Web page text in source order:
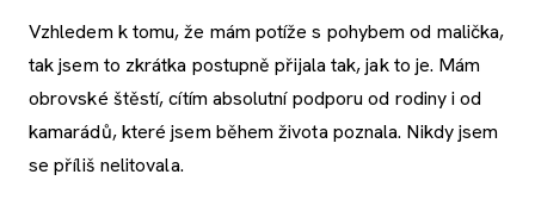
Vzhledem k tomu, že mám potíže s pohybem od malička,
tak jsem to zkrátka postupně přijala tak, jak to je. Mám
obrovské štěstí, cítím absolutní podporu od rodiny i od
kamarádů, které jsem během života poznala. Nikdy jsem
se příliš nelitovala.